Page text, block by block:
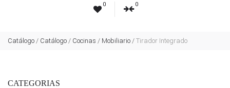
0 0
Catálogo / Catálogo / Cocinas / Mobiliario / Tirador Integrado
CATEGORIAS